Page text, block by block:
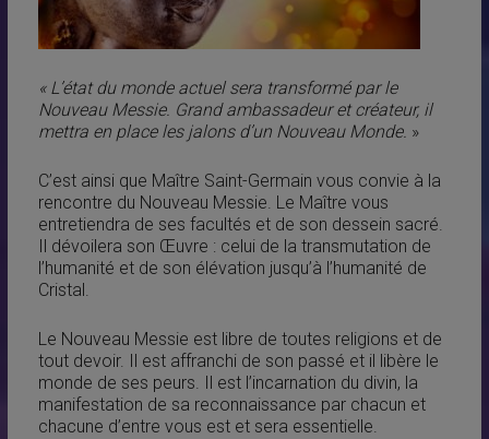
« L’état du monde actuel sera transformé par le
Nouveau Messie. Grand ambassadeur et créateur, il
mettra en place les jalons d’un Nouveau Monde. »
C’est ainsi que Maître Saint-Germain vous convie à la
rencontre du Nouveau Messie. Le Maître vous
entretiendra de ses facultés et de son dessein sacré.
Il dévoilera son Œuvre : celui de la transmutation de
l’humanité et de son élévation jusqu’à l’humanité de
Cristal.
Le Nouveau Messie est libre de toutes religions et de
tout devoir. Il est affranchi de son passé et il libère le
monde de ses peurs. Il est l’incarnation du divin, la
manifestation de sa reconnaissance par chacun et
chacune d’entre vous est et sera essentielle.